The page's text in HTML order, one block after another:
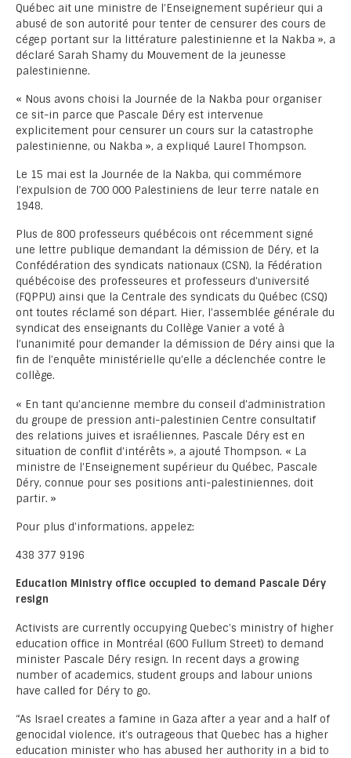
Québec ait une ministre de l’Enseignement supérieur qui a
abusé de son autorité pour tenter de censurer des cours de
cégep portant sur la littérature palestinienne et la Nakba », a
déclaré Sarah Shamy du Mouvement de la jeunesse
palestinienne.
« Nous avons choisi la Journée de la Nakba pour organiser
ce sit-in parce que Pascale Déry est intervenue
explicitement pour censurer un cours sur la catastrophe
palestinienne, ou Nakba », a expliqué Laurel Thompson.
Le 15 mai est la Journée de la Nakba, qui commémore
l’expulsion de 700 000 Palestiniens de leur terre natale en
1948.
Plus de 800 professeurs québécois ont récemment signé
une lettre publique demandant la démission de Déry, et la
Confédération des syndicats nationaux (CSN), la Fédération
québécoise des professeures et professeurs d’université
(FQPPU) ainsi que la Centrale des syndicats du Québec (CSQ)
ont toutes réclamé son départ. Hier, l’assemblée générale du
syndicat des enseignants du Collège Vanier a voté à
l’unanimité pour demander la démission de Déry ainsi que la
fin de l’enquête ministérielle qu’elle a déclenchée contre le
collège.
« En tant qu’ancienne membre du conseil d’administration
du groupe de pression anti-palestinien Centre consultatif
des relations juives et israéliennes, Pascale Déry est en
situation de conflit d’intérêts », a ajouté Thompson. « La
ministre de l’Enseignement supérieur du Québec, Pascale
Déry, connue pour ses positions anti-palestiniennes, doit
partir. »
Pour plus d’informations, appelez:
438 377 9196
Education Ministry office occupied to demand Pascale Déry
resign
Activists are currently occupying Quebec’s ministry of higher
education office in Montréal (600 Fullum Street) to demand
minister Pascale Déry resign. In recent days a growing
number of academics, student groups and labour unions
have called for Déry to go.
“As Israel creates a famine in Gaza after a year and a half of
genocidal violence, it’s outrageous that Quebec has a higher
education minister who has abused her authority in a bid to